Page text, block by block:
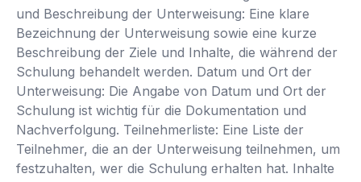
und Beschreibung der Unterweisung: Eine klare
Bezeichnung der Unterweisung sowie eine kurze
Beschreibung der Ziele und Inhalte, die während der
Schulung behandelt werden. Datum und Ort der
Unterweisung: Die Angabe von Datum und Ort der
Schulung ist wichtig für die Dokumentation und
Nachverfolgung. Teilnehmerliste: Eine Liste der
Teilnehmer, die an der Unterweisung teilnehmen, um
festzuhalten, wer die Schulung erhalten hat. Inhalte